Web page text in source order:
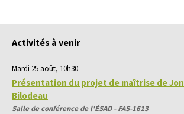
Activités à venir
Mardi 25 août, 10h30
Présentation du projet de maîtrise de
Bilodeau
Salle de conférence de l'ÉSAD - FAS-1613